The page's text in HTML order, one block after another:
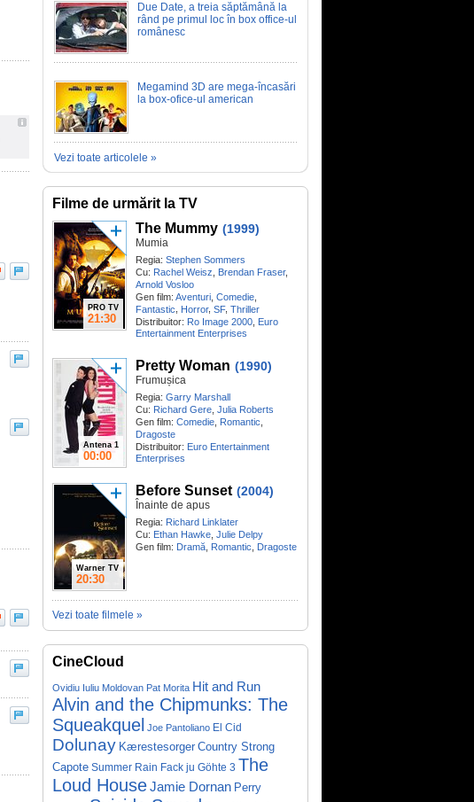
Due Date, a treia săptămână la
rând pe primul loc în box office-ul
românesc
Megamind 3D are mega-încasări
la box-ofice-ul american
Vezi toate articolele »
Filme de urmărit la TV
PRO TV
21:30
The Mummy (1999)
Mumia
Regia: Stephen Sommers
Cu: Rachel Weisz Brendan Fraser,
Arnold Vosloo
Gen film: Aventuri Comedie
Fantastic, Horror, SF, Thriller
Distribuitor: Ro Image 2000 Euro
Entertainment Enterprises
Antena 1
00:00
Pretty Woman (1990)
Frumușica
Regia: Garry Marshall
Cu: Richard Gere Julia Roberts
Gen film: Comedie Romantic
Dragoste
Distribuitor: Euro Entertainment
Enterprises
Warner TV
20:30
Before Sunset (2004)
Înainte de apus
Regia: Richard Linklater
Cu: Ethan Hawke Julie Delpy
Gen film: Dramă Romantic Dragoste
Vezi toate filmele »
CineCloud
Ovidiu Iuliu Moldovan Pat Morita Hit and Run
Alvin and the Chipmunks: The
Squeakquel Joe Pantoliano El Cid
Dolunay Kærestesorger Country Strong
Capote Summer Rain Fack ju Göhte 3 The
Loud HouseJamie Dornan Perry